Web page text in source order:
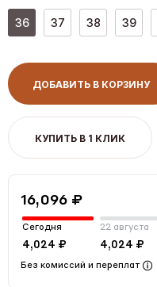
36 37 38 39
ДОБАВИТЬ В КОРЗИНУ
КУПИТЬ В 1 КЛИК
16,096 ₽
Сегодня
4,024 ₽
22 августа
4,024 ₽
Без комиссий и переплат